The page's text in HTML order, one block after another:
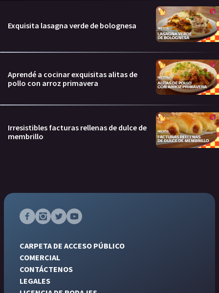
Exquisita lasagna verde de bolognesa
Aprendé a cocinar exquisitas alitas de
pollo con arroz primavera
Irresistibles facturas rellenas de dulce de
membrillo
CARPETA DE ACCESO PÚBLICO
COMERCIAL
CONTÁCTENOS
LEGALES